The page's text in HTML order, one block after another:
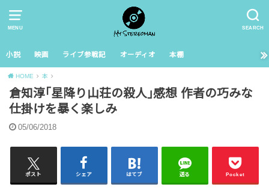
MENU SEARCH
小説 映画 ライブ参戦記 オーディオ 本棚
HOME 本
倉知淳｢星降り山荘の殺人｣感想 作者の巧みな
仕掛けを暴く楽しみ
05/06/2018
ポスト シェア はてブ 送る Pocket